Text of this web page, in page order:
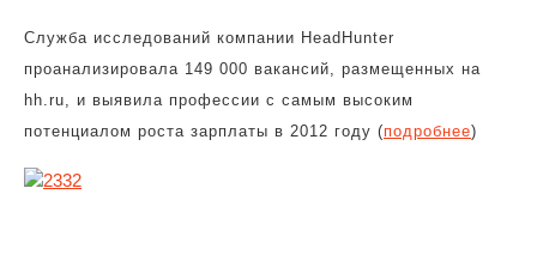
Служба исследований компании HeadHunter
проанализировала 149 000 вакансий, размещенных на
hh.ru, и выявила профессии с самым высоким
потенциалом роста зарплаты в 2012 году (подробнее)